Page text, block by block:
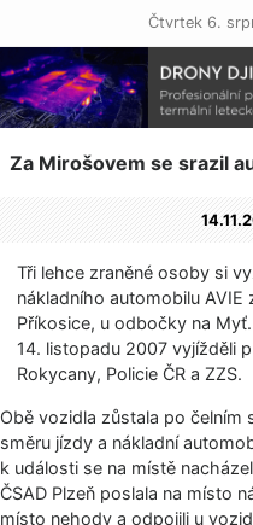
Čtvrtek 6.
Za Mirošovem se srazil
Tři lehce zraněné osoby si
nákladního automobilu
Příkosice, u odbočky na
14. listopadu 2007 vyjížděli
Rokycany, Policie ČR a ZZS.
Obě vozidla zůstala po
směru jízdy a nákladní
k události se na místě
ČSAD Plzeň poslala na místo
místo nehody a odpojili u